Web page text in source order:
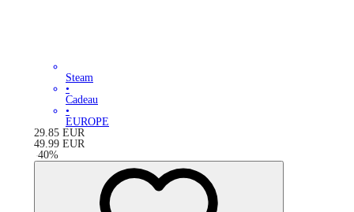
Steam
•
Cadeau
•
EUROPE
29.85 EUR
49.99 EUR
-40%